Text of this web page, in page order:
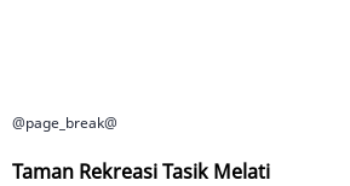
@page_break@
Taman Rekreasi Tasik Melati